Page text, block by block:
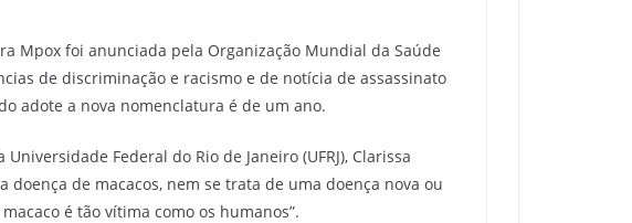
Mpox foi anunciada pela Organização Mundial da Saúde
de discriminação e racismo e de notícia de assassinato
adote a nova nomenclatura é de um ano.
Federal do Rio de Janeiro (UFRJ), Clarissa
doença de macacos, nem se trata de uma doença nova ou
é tão vítima como os humanos”.